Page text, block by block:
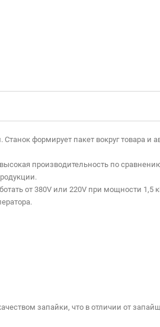
формирует пакет вокруг товара и
производительность по
от 380V или 220V при мощности 1,5
запайки, что в отличии от